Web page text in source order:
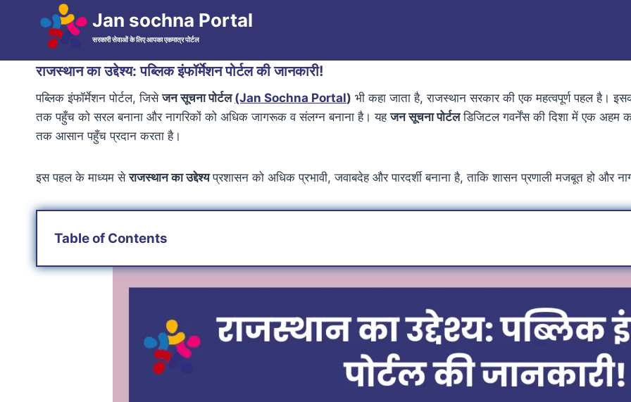
Jan sochna Portal
सरकारी सेवाओं के लिए आपका एकमात्र पोर्टल
राजस्थान का उद्देश्य: पब्लिक इंफॉर्मेशन पोर्टल की जानकारी!
पब्लिक इंफॉर्मेशन पोर्टल, जिसेजन सूचना पोर्टल (Jan Sochna Portal) भी कहा जाता है, राजस्थान सरकार की एक महत्वपूर्ण पहल है।
तक पहुँच को सरल बनाना और नागरिकों को अधिक जागरूक व संलग्न बनाना है। यहजन सूचना पोर्टलडिजिटल गवर्नेंस की दिशा में एक अहम
तक आसान पहुँच प्रदान करता है।
इस पहल के माध्यम सेराजस्थान का उद्देश्यप्रशासन को अधिक प्रभावी, जवाबदेह और पारदर्शी बनाना है, ताकि शासन प्रणाली मजबूत हो और
Table of Contents